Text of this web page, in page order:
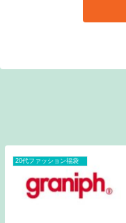
20代ファッション福袋